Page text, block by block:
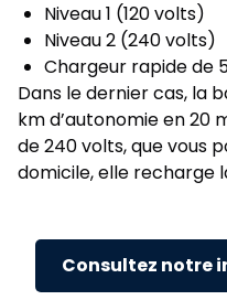
Niveau 1 (120 volts)
Niveau 2 (240 volts)
Chargeur rapide de
Dans le dernier cas, la
km d’autonomie en 20
de 240 volts, que vous
domicile, elle recharge
Consultez notre